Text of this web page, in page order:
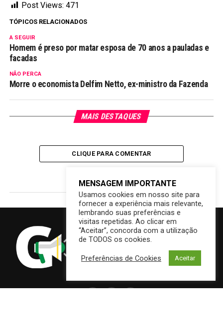
Post Views: 471
TÓPICOS RELACIONADOS
A SEGUIR
Homem é preso por matar esposa de 70 anos a pauladas e
facadas
NÃO PERCA
Morre o economista Delfim Netto, ex-ministro da Fazenda
MAIS DESTAQUES
CLIQUE PARA COMENTAR
MENSAGEM IMPORTANTE
Usamos cookies em nosso site para
fornecer a experiência mais relevante,
lembrando suas preferências e
visitas repetidas. Ao clicar em
“Aceitar”, concorda com a utilização
de TODOS os cookies.
Preferências de Cookies Aceitar